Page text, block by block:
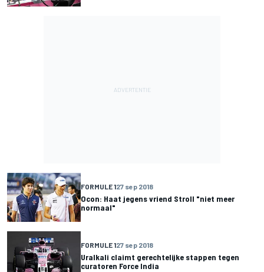
FORMULE 127 sep 2018
Ocon: Haat jegens vriend Stroll "niet meer
normaal"
FORMULE 127 sep 2018
Uralkali claimt gerechtelijke stappen tegen
curatoren Force India